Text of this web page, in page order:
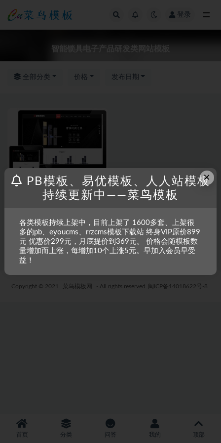
登录
智能锁具电子产品研发类网站模板
全部分类 价格 发布日期
RRZCMS模板
板(响应式)
6 年前 39 19.9
Copyright © 2021 菜鸟模板网 - All rights reserved 闽ICP备14018622号-8
首页 分类 问答 我的 顶部
×
PB模板、易优模板、人人站模板
持续更新中——菜鸟模板
各类模板持续上架中，目前上架了 1600多套、上架很
多的pb、eyoucms、rrzcms模板下载站 终身VIP原价899
元 优惠价299元，月底提价到369元。 价格会随模板数
量增加而上涨，每增加10个上涨5元。早加入会员早受
益！